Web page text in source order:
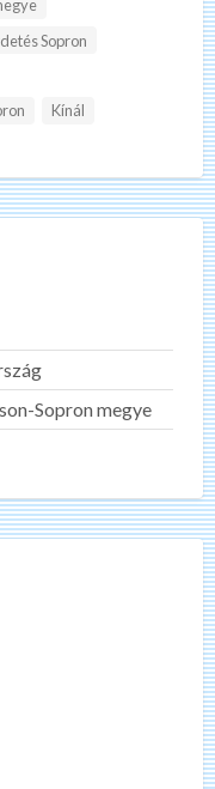
Sopron
Kínál
Sopron megye